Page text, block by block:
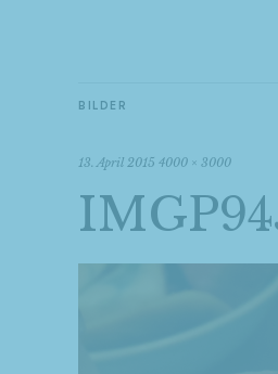
BILDER
13. April 2015 4000 × 3000